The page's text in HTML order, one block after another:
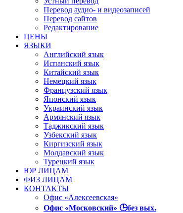
Перевод аудио- и видеозаписей
Перевод сайтов
Редактирование
ЦЕНЫ
ЯЗЫКИ
Английский язык
Испанский язык
Китайский язык
Немецкий язык
Французский язык
Японский язык
Украинский язык
Армянский язык
Таджикский язык
Узбекский язык
Киргизский язык
Молдавский язык
Турецкий язык
ЮР ЛИЦАМ
ФИЗ ЛИЦАМ
КОНТАКТЫ
Офис «Алексеевская»
Офис «Московский» 🕒без вых.